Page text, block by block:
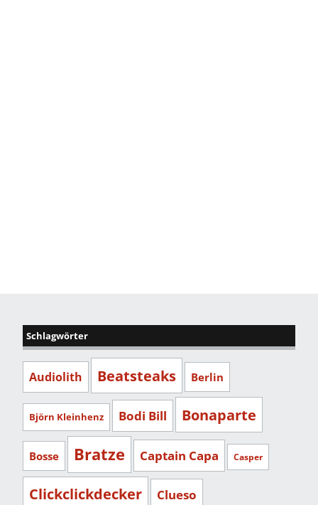
Schlagwörter
Audiolith Beatsteaks Berlin
Björn Kleinhenz Bodi Bill Bonaparte
Bosse Bratze Captain Capa Casper
Clickclickdecker Clueso